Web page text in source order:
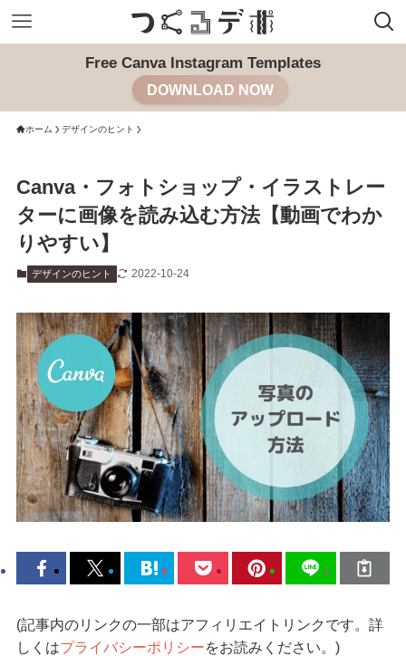
Free Canva Instagram Templates
DOWNLOAD NOW
ホーム デザインのヒント
Canva・フォトショップ・イラストレー
ターに画像を読み込む方法【動画でわか
りやすい】
デザインのヒント 2022-10-24
(記事内のリンクの一部はアフィリエイトリンクです。詳
しくはプライバシーポリシーをお読みください。)